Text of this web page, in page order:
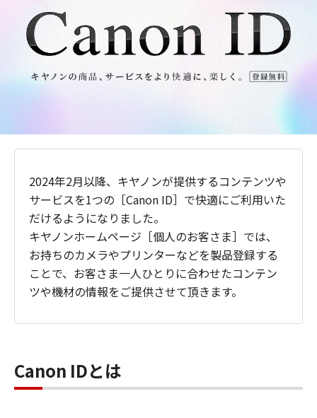
2024年2月以降、キヤノンが提供するコンテンツや
サービスを1つの［Canon ID］で快適にご利用いた
だけるようになりました。
キヤノンホームページ［個人のお客さま］では、
お持ちのカメラやプリンターなどを製品登録する
ことで、お客さま一人ひとりに合わせたコンテン
ツや機材の情報をご提供させて頂きます。
Canon IDとは